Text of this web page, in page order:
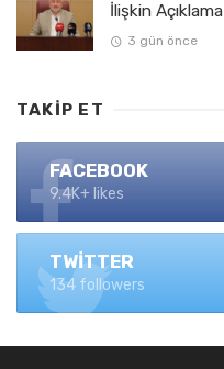
İlişkin Açıklama
3 gün önce
TAKIP ET
FACEBOOK
9.4K+ likes
TWITTER
134 followers